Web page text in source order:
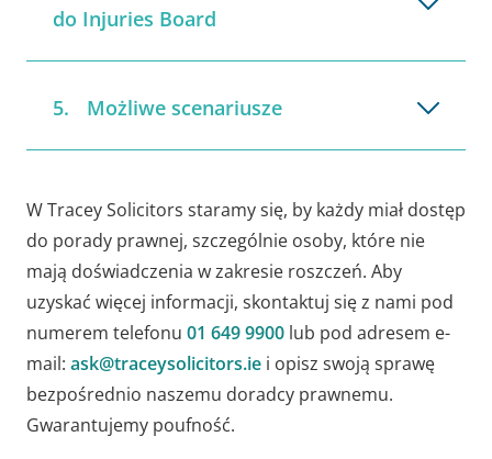
do Injuries Board
Możliwe scenariusze
W Tracey Solicitors staramy się, by każdy miał dostęp
do porady prawnej, szczególnie osoby, które nie
mają doświadczenia w zakresie roszczeń. Aby
uzyskać więcej informacji, skontaktuj się z nami pod
numerem telefonu 01 649 9900 lub pod adresem e-
mail: ask@traceysolicitors.ie i opisz swoją sprawę
bezpośrednio naszemu doradcy prawnemu.
Gwarantujemy poufność.